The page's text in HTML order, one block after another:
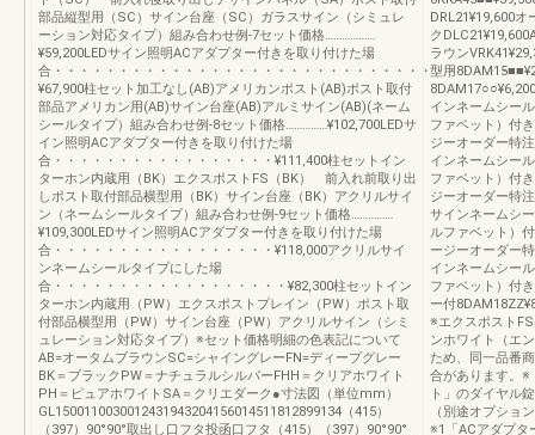
部品縦型用（SC）サイン台座（SC）ガラスサイン（シミュレ
ーション対応タイプ）組み合わせ例-7セット価格………………
¥59,200LEDサイン照明ACアダプター付きを取り付けた場
合・・・・・・・・・・・・・・・・・・・・・・・・・・・・・・・・・・・
¥67,900柱セット加工なし(AB)アメリカンポスト(AB)ポスト取付
部品アメリカン用(AB)サイン台座(AB)アルミサイン(AB)(ネーム
シールタイプ）組み合わせ例-8セット価格……………¥102,700LEDサ
イン照明ACアダプター付きを取り付けた場
合・・・・・・・・・・・・・・・・・¥111,400柱セットイン
ターホン内蔵用（BK）エクスポストFS（BK） 前入れ前取り出
しポスト取付部品横型用（BK）サイン台座（BK）アクリルサイ
ン（ネームシールタイプ）組み合わせ例-9セット価格……………
¥109,300LEDサイン照明ACアダプター付きを取り付けた場
合・・・・・・・・・・・・・・・・・¥118,000アクリルサイ
ンネームシールタイプにした場
合・・・・・・・・・・・・・・・・・・¥82,300柱セットイン
ターホン内蔵用（PW）エクスポストプレイン（PW）ポスト取
付部品横型用（PW）サイン台座（PW）アクリルサイン（シミ
ュレーション対応タイプ）※セット価格明細の色表記について
AB=オータムブラウンSC=シャイングレーFN=ディープグレー
BK＝ブラックPW＝ナチュラルシルバーFHH＝クリアホワイト
PH＝ピュアホワイトSA＝クリエダーク●寸法図（単位mm）
GL1500110030012431943204156014511812899134（415）
（397）90°90°取出し口フタ投函口フタ（415）（397）90°90°
DRL21¥19,600オ
ク
ラウン
型用
インネームシー
ファベット）付
ジーオーダー特
インネームシー
ファベット）付
ジーオーダー特
サインネームシ
ルファベット）
ージーオーダー
インネームシー
ファベット）付
ー付
※エクスポスト
ンホワイト（エ
ため、同一品番
合があります。※
ト」のダイヤル
（別途オプショ
※1「ACアダプタ